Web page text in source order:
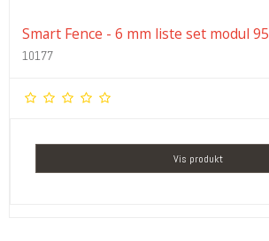
Smart Fence - 6 mm liste set modul 95
10177
Vis produkt